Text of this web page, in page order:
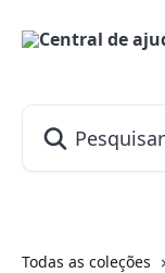
Todas as coleções